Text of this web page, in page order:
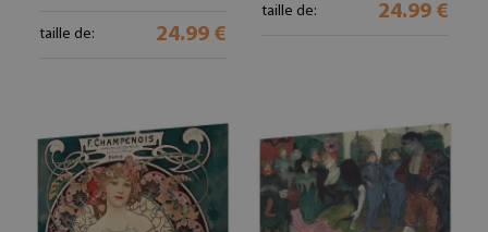
taille de: 24.99 €
taille de: 24.99 €